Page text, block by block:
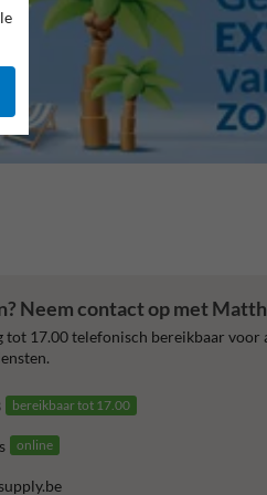
Neem contact op met
tot 17.00 telefonisch bereikbaar voor
bereikbaar tot 17.00
online